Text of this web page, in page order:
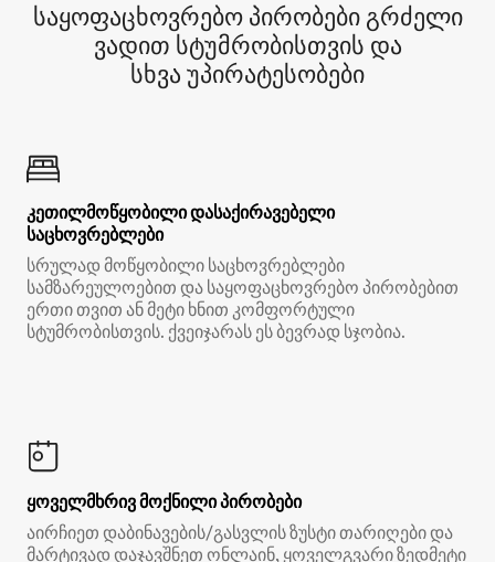
საყოფაცხოვრებო პირობები გრძელი
ვადით სტუმრობისთვის და
სხვა უპირატესობები
კეთილმოწყობილი დასაქირავებელი
საცხოვრებლები
სრულად მოწყობილი საცხოვრებლები
სამზარეულოებით და საყოფაცხოვრებო პირობებით
ერთი თვით ან მეტი ხნით კომფორტული
სტუმრობისთვის. ქვეიჯარას ეს ბევრად სჯობია.
ყოველმხრივ მოქნილი პირობები
აირჩიეთ დაბინავების/გასვლის ზუსტი თარიღები და
მარტივად დაჯავშნეთ ონლაინ, ყოველგვარი ზედმეტი